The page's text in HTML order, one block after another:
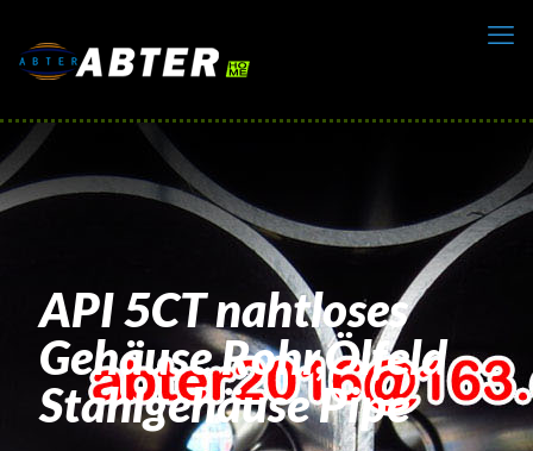
API 5CT nahtloses
Gehäuse Rohr,Ölfeld
Stahlgehäuse Pipe